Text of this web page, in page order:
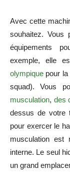
Avec cette
souhaitez. Vous
équipements
exemple, elle
olympique pour
squad). Vous
musculation, des
dessus de votre
pour exercer le
musculation est
interne. Le seul
un grand